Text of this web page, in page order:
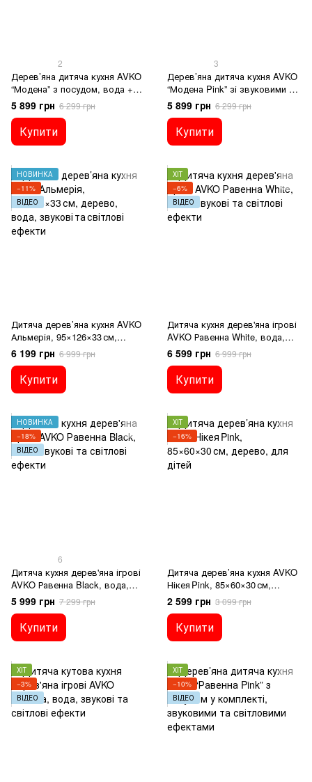
2
Дерев’яна дитяча кухня AVKO
“Модена” з посудом, вода +
звуковими й світловими
ефектами
5 899 грн 6 299 грн
Купити
3
Дерев’яна дитяча кухня AVKO
“Модена Pink” зі звуковими та
світловими ефектами, вода, з
посудом
5 899 грн 6 299 грн
Купити
НОВИНКА
−11%
ВІДЕО
Дитяча дерев’яна кухня AVKO
Альмерія, 95×126×33 см,
дерево, вода,
звукові та світлові ефекти
6 199 грн 6 999 грн
Купити
ХІТ
−6%
ВІДЕО
Дитяча кухня дерев'яна ігрові
AVKO Равенна White, вода,
звукові та світлові ефекти
6 599 грн 6 999 грн
Купити
НОВИНКА
−18%
ВІДЕО
6
Дитяча кухня дерев'яна ігрові
AVKO Равенна Black, вода,
звукові та світлові ефекти
5 999 грн 7 299 грн
Купити
ХІТ
−16%
Дитяча дерев’яна кухня AVKO
Нікея Pink, 85×60×30 см,
дерево, для дітей
2 599 грн 3 099 грн
Купити
ХІТ
−3%
ВІДЕО
ХІТ
−10%
ВІДЕО